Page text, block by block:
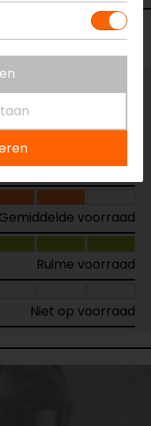
Niet op voorraad
Gemiddelde voorraad
Ruime voorraad
Niet op voorraad